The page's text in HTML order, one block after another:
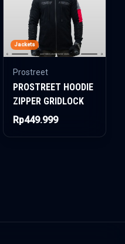
Jackets
Prostreet
PROSTREET HOODIE
ZIPPER GRIDLOCK
Rp449.999